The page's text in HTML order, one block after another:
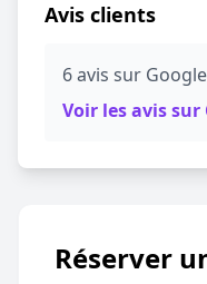
Avis clients
6 avis sur
Voir les avis
Réserver